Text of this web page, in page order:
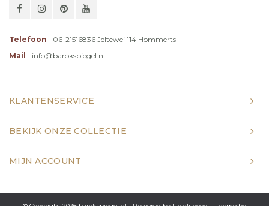
Telefoon
06-21516836 Jeltewei 114 Hommerts
Mail
info@barokspiegel.nl
KLANTENSERVICE
BEKIJK ONZE COLLECTIE
MIJN ACCOUNT